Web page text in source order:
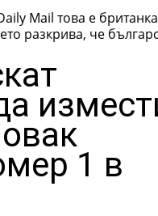
Mail това е
1 в